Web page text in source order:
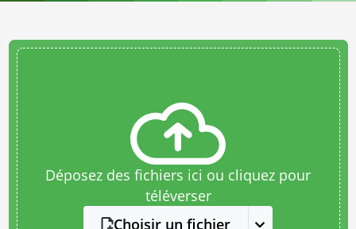
Déposez des fichiers ici ou cliquez pour
téléverser
Choisir un fichier